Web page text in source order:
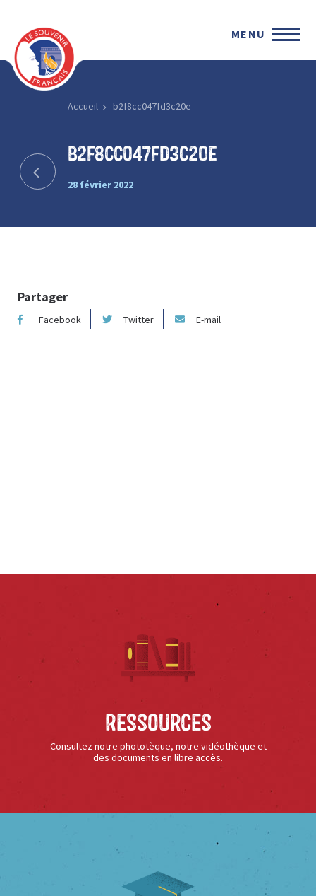
MENU
Accueil b2f8cc047fd3c20e
b2f8cc047fd3c20e
28 février 2022
Partager
Facebook Twitter E-mail
Ressources
Consultez notre phototèque, notre vidéothèque et
des documents en libre accès.